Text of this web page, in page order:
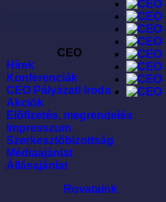
CEO
Hírek
Konferenciák
CEO Pályázati Iroda
Akciók
Elõfizetés, megrendelés
Impresszum
Szerkesztõbizottság
Médiaajánlat
Állásajánlat
Rovataink